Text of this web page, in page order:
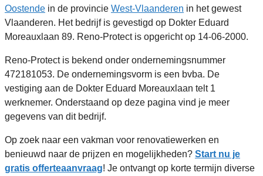
Oostende in de provincie West-Vlaanderen in het gewest
Vlaanderen. Het bedrijf is gevestigd op Dokter Eduard
Moreauxlaan 89. Reno-Protect is opgericht op 14-06-2000.
Reno-Protect is bekend onder ondernemingsnummer
472181053. De ondernemingsvorm is een bvba. De
vestiging aan de Dokter Eduard Moreauxlaan telt 1
werknemer. Onderstaand op deze pagina vind je meer
gegevens van dit bedrijf.
Op zoek naar een vakman voor renovatiewerken en
benieuwd naar de prijzen en mogelijkheden? Start nu je
gratis offerteaanvraag! Je ontvangt op korte termijn diverse